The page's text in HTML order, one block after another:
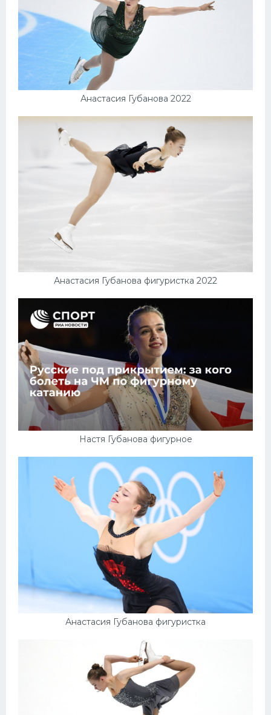
Анастасия Губанова 2022
Анастасия Губанова фигуристка 2022
Настя Губанова фигурное
Анастасия Губанова фигуристка